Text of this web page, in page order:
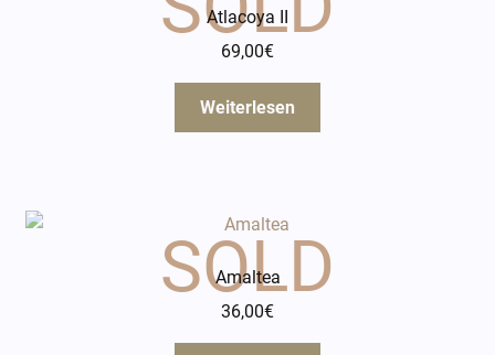
Atlacoya II
69,00€
Weiterlesen
Amaltea
36,00€